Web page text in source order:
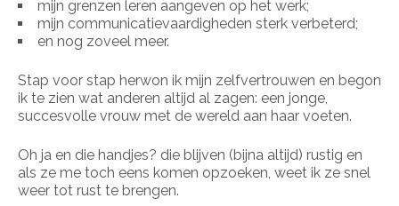
mijn grenzen leren aangeven op het werk;
mijn communicatievaardigheden sterk verbeterd;
en nog zoveel meer.
Stap voor stap herwon ik mijn zelfvertrouwen en begon
ik te zien wat anderen altijd al zagen: een jonge,
succesvolle vrouw met de wereld aan haar voeten.
Oh ja en die handjes? die blijven (bijna altijd) rustig en
als ze me toch eens komen opzoeken, weet ik ze snel
weer tot rust te brengen.